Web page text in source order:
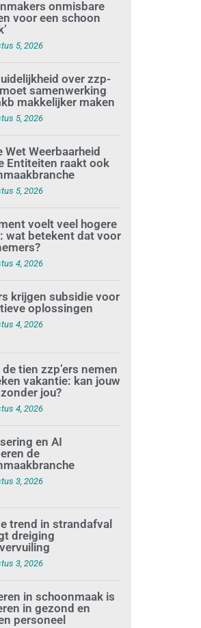
onmisbare
voor een schoon
5, 2026
over zzp-
samenwerking
makkelijker maken
5, 2026
Wet Weerbaarheid
Entiteiten raakt ook
5, 2026
voelt veel hogere
wat betekent dat voor
4, 2026
krijgen subsidie voor
oplossingen
4, 2026
tien zzp’ers nemen
vakantie: kan jouw
jou?
4, 2026
en AI
de
3, 2026
trend in strandafval
dreiging
3, 2026
in schoonmaak is
in gezond en
personeel